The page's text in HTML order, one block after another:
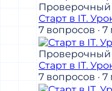
Проверочный
Старт в IT.
7 вопросов ·
Проверочный
Старт в IT.
7 вопросов ·